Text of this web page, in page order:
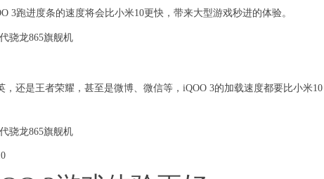
3跑进度条的速度将会比小米10更快，带来大型游戏秒进的体验。
还是王者荣耀，甚至是微博、微信等，iQOO 3的加载速度都要比小米10